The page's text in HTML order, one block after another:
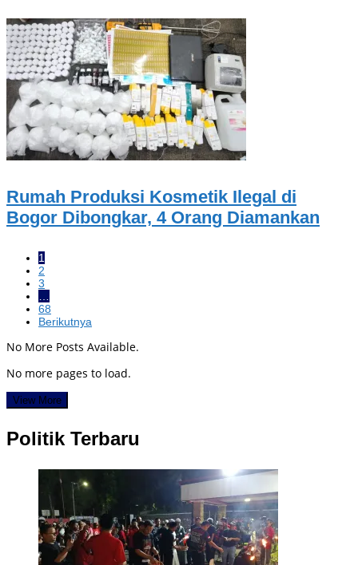
Rumah Produksi Kosmetik Ilegal di
Bogor Dibongkar, 4 Orang Diamankan
1
2
3
…
68
Berikutnya
No More Posts Available.
No more pages to load.
View More
Politik Terbaru